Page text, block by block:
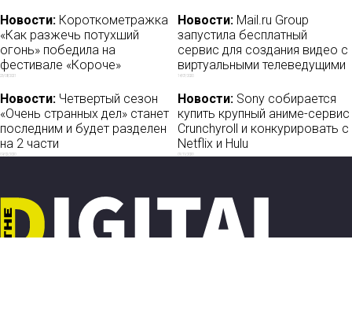
Новости: Короткометражка
«Как разжечь потухший
огонь» победила на
фестивале «Короче»
23/08/2021
Новости: Mail.ru Group
запустила бесплатный
сервис для создания видео с
виртуальными телеведущими
14/07/2020
Новости: Четвертый сезон
«Очень странных дел» станет
последним и будет разделен
на 2 части
09/02/2020
Новости: Sony собирается
купить крупный аниме-сервис
Crunchyroll и конкурировать с
Netflix и Hulu
01/11/2020